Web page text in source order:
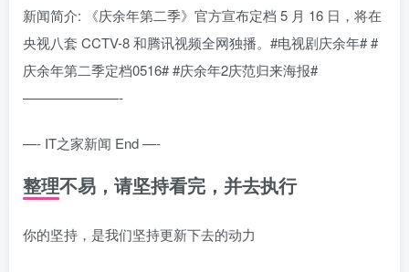
新闻简介: 《庆余年第二季》官方宣布定档 5 月 16 日，将在
央视八套 CCTV-8 和腾讯视频全网独播。#电视剧庆余年# #
庆余年第二季定档0516# #庆余年2庆范归来海报#
———————-
—- IT之家新闻 End —-
整理不易，请坚持看完，并去执行
你的坚持，是我们坚持更新下去的动力